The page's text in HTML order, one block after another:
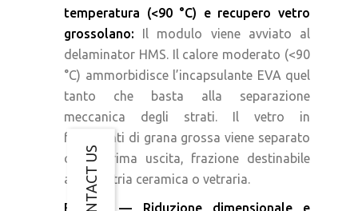
CONTACT US
temperatura (<90 °C) e recupero vetro
grossolano: Il modulo viene avviato al
delaminator HMS. Il calore moderato (<90
°C) ammorbidisce l’incapsulante EVA quel
tanto che basta alla separazione
meccanica degli strati. Il vetro in
frammenti di grana grossa viene separato
come prima uscita, frazione destinabile
all’industria ceramica o vetraria.
Fase 3 — Riduzione dimensionale e